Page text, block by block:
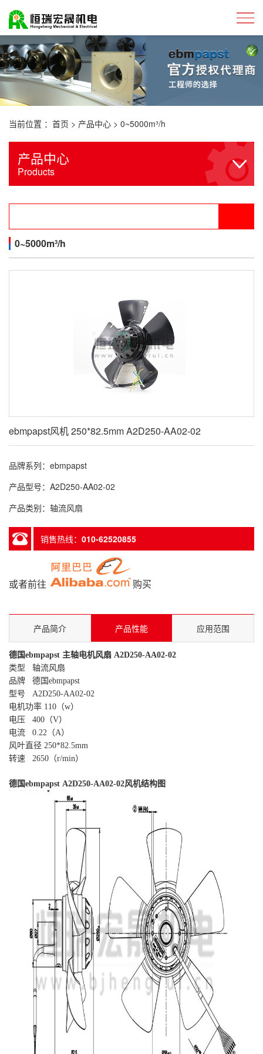
当前位置 ： 首页 > 产品中心 > 0~5000m³/h
产品中心
Products
0~5000m³/h
ebmpapst风机 250*82.5mm A2D250-AA02-02
品牌系列：ebmpapst
产品型号：A2D250-AA02-02
产品类别：轴流风扇
销售热线： 010-62520855
或者前往 购买
产品简介 产品性能 应用范围
德国ebmpapst 主轴电机风扇 A2D250-AA02-02
类型 轴流风扇
品牌 德国ebmpapst
型号 A2D250-AA02-02
电机功率 110（w）
电压 400（V）
电流 0.22（A）
风叶直径 250*82.5mm
转速 2650（r/min）
德国ebmpapst A2D250-AA02-02风机结构图